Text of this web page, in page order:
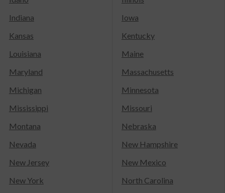
Indiana
Iowa
Kansas
Kentucky
Louisiana
Maine
Maryland
Massachusetts
Michigan
Minnesota
Mississippi
Missouri
Montana
Nebraska
Nevada
New Hampshire
New Jersey
New Mexico
New York
North Carolina